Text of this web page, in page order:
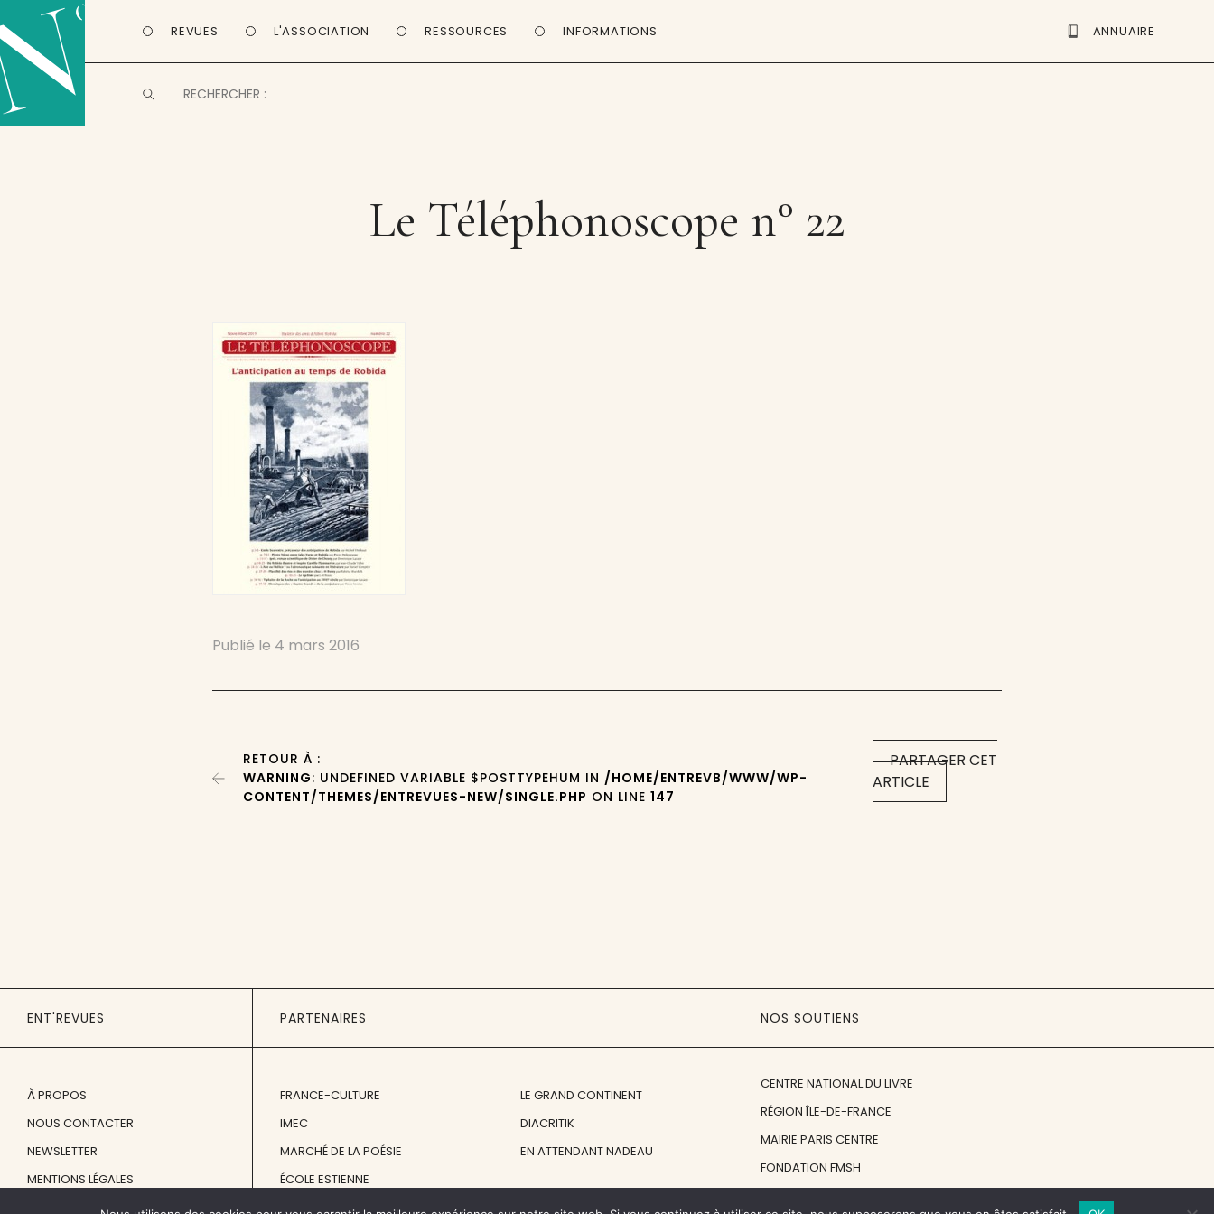
REVUES L'ASSOCIATION RESSOURCES INFORMATIONS ANNUAIRE
Le Téléphonoscope n° 22
Publié le 4 mars 2016
PARTAGER CET
ARTICLE
RETOUR À :
WARNING: UNDEFINED VARIABLE $POSTTYPEHUM IN /HOME/ENTREVB/WWW/WP-
CONTENT/THEMES/ENTREVUES-NEW/SINGLE.PHP ON LINE147
ENT'REVUES
À PROPOS
NOUS CONTACTER
NEWSLETTER
MENTIONS LÉGALES
PARTENAIRES
FRANCE-CULTURE
IMEC
MARCHÉ DE LA POÉSIE
ÉCOLE ESTIENNE
LE GRAND CONTINENT
DIACRITIK
EN ATTENDANT NADEAU
NOS SOUTIENS
CENTRE NATIONAL DU LIVRE
RÉGION ÎLE-DE-FRANCE
MAIRIE PARIS CENTRE
FONDATION FMSH